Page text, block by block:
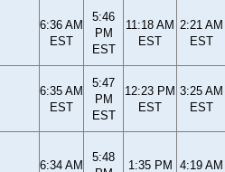
6:36 AM
EST
5:46
PM
EST
11:18 AM
EST
2:21 AM
EST
6:35 AM
EST
5:47
PM
EST
12:23 PM
EST
3:25 AM
EST
6:34 AM
5:48
1:35 PM
4:19 AM